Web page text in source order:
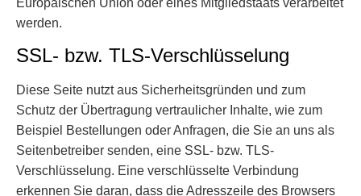
werden.
SSL- bzw. TLS-Verschlüsselung
Diese Seite nutzt aus Sicherheitsgründen und zum
Schutz der Übertragung vertraulicher Inhalte, wie zum
Beispiel Bestellungen oder Anfragen, die Sie an uns als
Seitenbetreiber senden, eine SSL- bzw. TLS-
Verschlüsselung. Eine verschlüsselte Verbindung
erkennen Sie daran, dass die Adresszeile des Browsers